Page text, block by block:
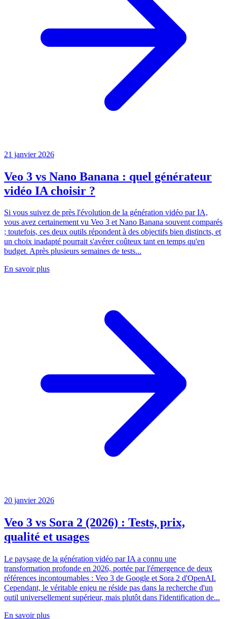
21 janvier 2026
Veo 3 vs Nano Banana : quel générateur
vidéo IA choisir ?
Si vous suivez de près l'évolution de la génération vidéo par IA,
vous avez certainement vu Veo 3 et Nano Banana souvent comparés
; toutefois, ces deux outils répondent à des objectifs bien distincts, et
un choix inadapté pourrait s'avérer coûteux tant en temps qu'en
budget. Après plusieurs semaines de tests...
En savoir plus
20 janvier 2026
Veo 3 vs Sora 2 (2026) : Tests, prix,
qualité et usages
Le paysage de la génération vidéo par IA a connu une
transformation profonde en 2026, portée par l'émergence de deux
références incontournables : Veo 3 de Google et Sora 2 d'OpenAI.
Cependant, le véritable enjeu ne réside pas dans la recherche d'un
outil universellement supérieur, mais plutôt dans l'identification de...
En savoir plus